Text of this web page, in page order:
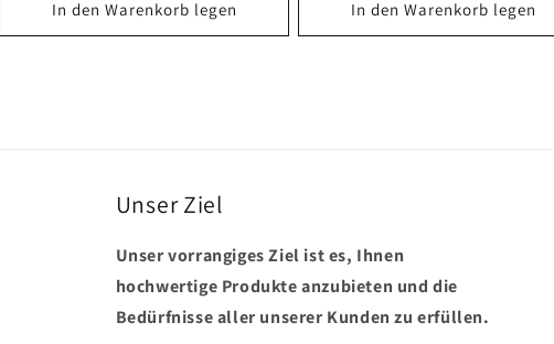
In den Warenkorb legen In den Warenkorb legen
Unser Ziel
Unser vorrangiges Ziel ist es, Ihnen
hochwertige Produkte anzubieten und die
Bedürfnisse aller unserer Kunden zu erfüllen.